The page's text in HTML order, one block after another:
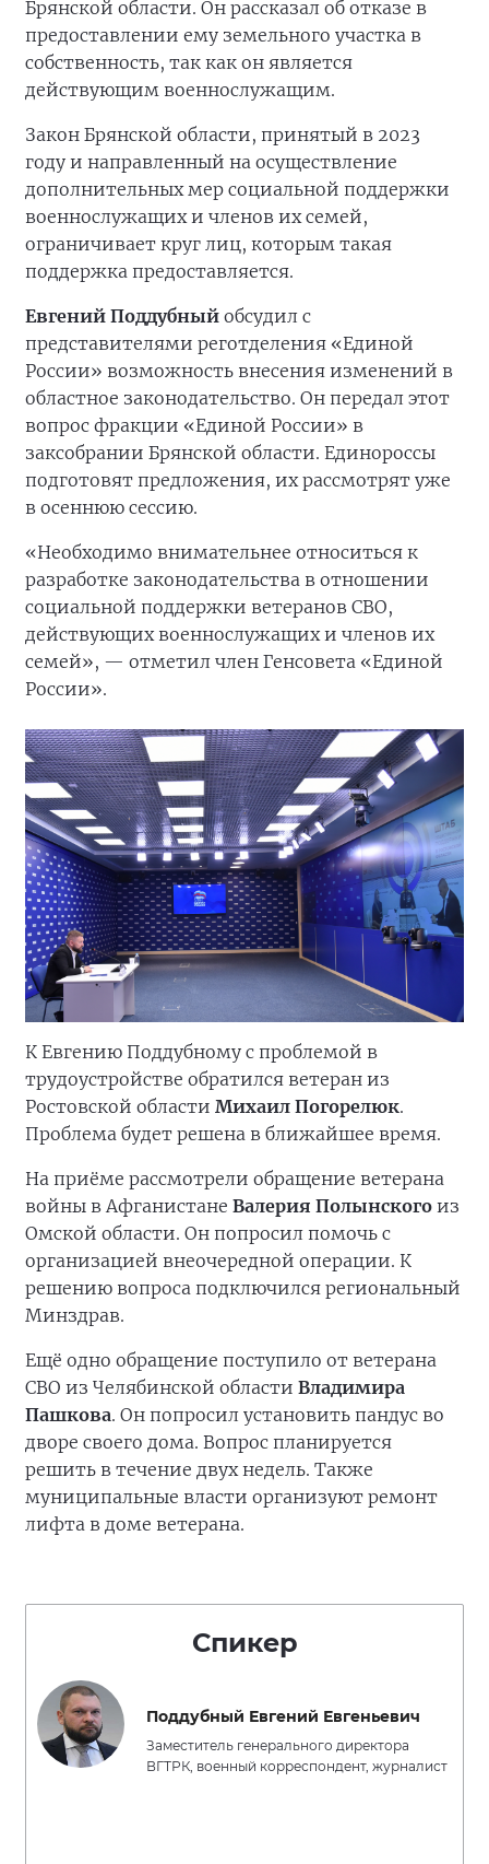
Брянской области. Он рассказал об отказе в
предоставлении ему земельного участка в
собственность, так как он является
действующим военнослужащим.
Закон Брянской области, принятый в 2023
году и направленный на осуществление
дополнительных мер социальной поддержки
военнослужащих и членов их семей,
ограничивает круг лиц, которым такая
поддержка предоставляется.
Евгений Поддубный обсудил с
представителями реготделения «Единой
России» возможность внесения изменений в
областное законодательство. Он передал этот
вопрос фракции «Единой России» в
заксобрании Брянской области. Единороссы
подготовят предложения, их рассмотрят уже
в осеннюю сессию.
«Необходимо внимательнее относиться к
разработке законодательства в отношении
социальной поддержки ветеранов СВО,
действующих военнослужащих и членов их
семей», — отметил член Генсовета «Единой
России».
К Евгению Поддубному с проблемой в
трудоустройстве обратился ветеран из
Ростовской области Михаил Погорелюк.
Проблема будет решена в ближайшее время.
На приёме рассмотрели обращение ветерана
войны в Афганистане Валерия Полынского из
Омской области. Он попросил помочь с
организацией внеочередной операции. К
решению вопроса подключился региональный
Минздрав.
Ещё одно обращение поступило от ветерана
СВО из Челябинской области Владимира
Пашкова. Он попросил установить пандус во
дворе своего дома. Вопрос планируется
решить в течение двух недель. Также
муниципальные власти организуют ремонт
лифта в доме ветерана.
Спикер
Поддубный Евгений Евгеньевич
Заместитель генерального директора
ВГТРК, военный корреспондент, журналист